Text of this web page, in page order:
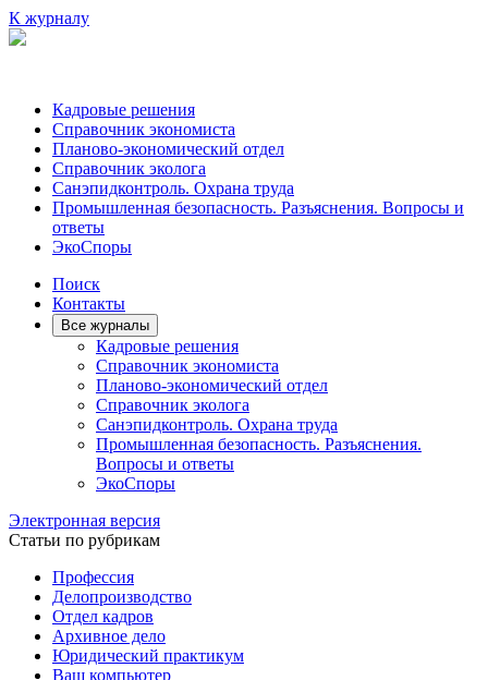
К журналу
Кадровые решения
Справочник экономиста
Планово-экономический отдел
Справочник эколога
Санэпидконтроль. Охрана труда
Промышленная безопасность. Разъяснения. Вопросы и
ответы
ЭкоСпоры
Поиск
Контакты
Все журналы
Кадровые решения
Справочник экономиста
Планово-экономический отдел
Справочник эколога
Санэпидконтроль. Охрана труда
Промышленная безопасность. Разъяснения.
Вопросы и ответы
ЭкоСпоры
Электронная версия
Статьи по рубрикам
Профессия
Делопроизводство
Отдел кадров
Архивное дело
Юридический практикум
Ваш компьютер